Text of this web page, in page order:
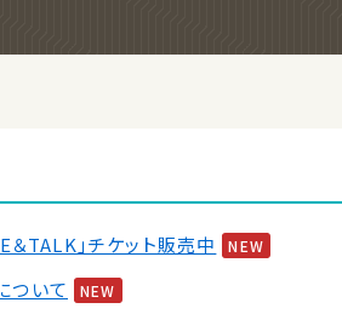
TALK」チケット販売中 NEW
ついて NEW